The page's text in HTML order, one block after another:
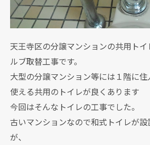
天王寺区の分譲マンションの共用ト
ルブ取替工事です。
大型の分譲マンション等には１階に
使える共用のトイレが良くあります
今回はそんなトイレの工事でした。
古いマンションなので和式トイレが
が、